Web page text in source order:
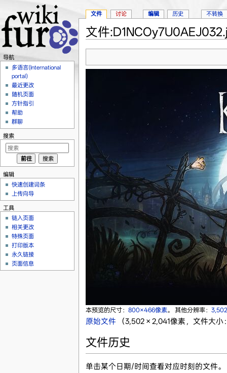
文件
本预览的尺寸： 800×466像素。 其他分辨率：
原始文件‎ （3,502 × 2,041像素，文件大
文件历史
单击某个日期/时间查看对应时刻的文件。
文件 讨论 编辑 历史 不转换
导航
多语言(International
portal)
最近更改
随机页面
方针指引
帮助
群聊
搜索
编辑
快速创建词条
上传向导
工具
链入页面
相关更改
特殊页面
打印版本
永久链接
页面信息